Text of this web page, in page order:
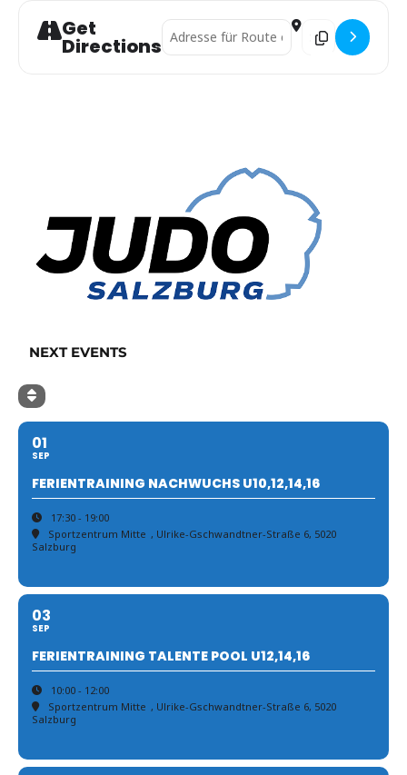
Get
Directions
Address - 1. Judo Bundesliga []
Destination
NEXT EVENTS
01
SEP
FERIENTRAINING NACHWUCHS U10,12,14,16
17:30 - 19:00
Sportzentrum Mitte , Ulrike-Gschwandtner-Straße 6, 5020
Salzburg
03
SEP
FERIENTRAINING TALENTE POOL U12,14,16
10:00 - 12:00
Sportzentrum Mitte , Ulrike-Gschwandtner-Straße 6, 5020
Salzburg